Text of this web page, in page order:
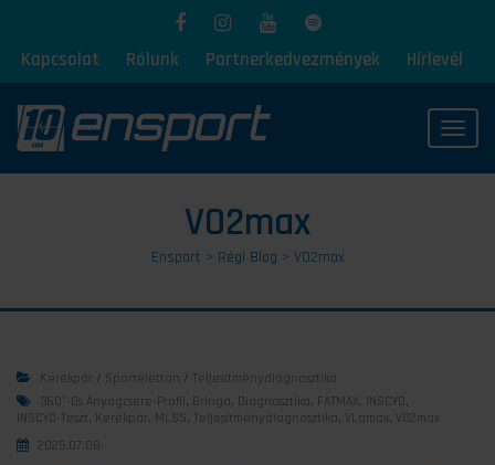
Kapcsolat Rólunk Partnerkedvezmények Hírlevél
VO2max
Ensport > Régi Blog > VO2max
Kerékpár / Sportélettan / Teljesítménydiagnosztika
360°-Os Anyagcsere-Profil, Bringa, Diagnosztika, FATMAX, INSCYD ,
INSCYD-Teszt , Kerékpár , MLSS, Teljesítménydiagnosztika, VLamax,
VO2max
2025.07.08.